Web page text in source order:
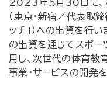
2023年５月30日に、
（東京・新宿／代表取
ッチ」）への出資を行
の出資を通じてスポー
用し、次世代の体育教
事業・サービスの開発